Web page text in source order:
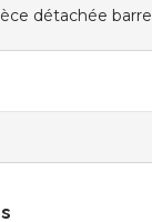
détachée barre